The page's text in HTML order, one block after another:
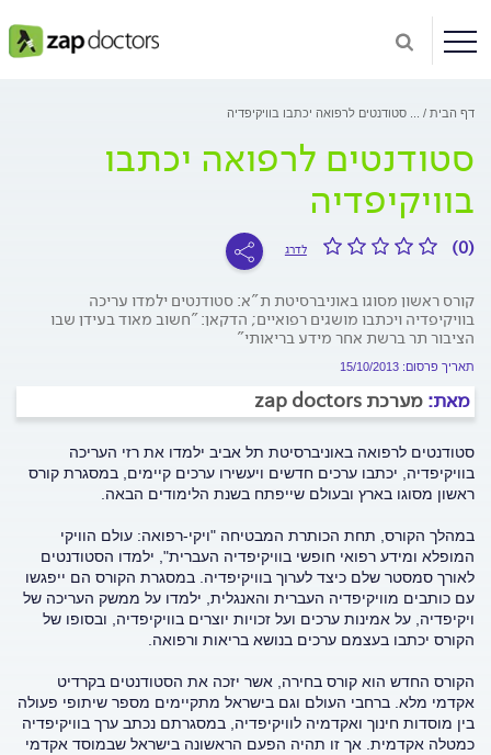
דף הבית סטודנטים לרפואה יכתבו בוויקיפדיה
סטודנטים לרפואה יכתבו
בוויקיפדיה
(0) לדרג
קורס ראשון מסוגו באוניברסיטת ת"א: סטודנטים ילמדו עריכה
בוויקיפדיה ויכתבו מושגים רפואיים; הדקאן: "חשוב מאוד בעידן שבו
הציבור תר ברשת אחר מידע בריאותי"
תאריך פרסום: 15/10/2013
מאת: מערכת zap doctors
סטודנטים לרפואה באוניברסיטת תל אביב ילמדו את רזי העריכה
בוויקיפדיה, יכתבו ערכים חדשים ויעשירו ערכים קיימים, במסגרת קורס
ראשון מסוגו בארץ ובעולם שייפתח בשנת הלימודים הבאה.
במהלך הקורס, תחת הכותרת המבטיחה "ויקי-רפואה: עולם הוויקי
המופלא ומידע רפואי חופשי בוויקיפדיה העברית", ילמדו הסטודנטים
לאורך סמסטר שלם כיצד לערוך בוויקיפדיה. במסגרת הקורס הם ייפגשו
עם כותבים מוויקיפדיה העברית והאנגלית, ילמדו על ממשק העריכה של
ויקיפדיה, על אמינות ערכים ועל זכויות יוצרים בוויקיפדיה, ובסופו של
הקורס יכתבו בעצמם ערכים בנושא בריאות ורפואה.
הקורס החדש הוא קורס בחירה, אשר יזכה את הסטודנטים בקרדיט
אקדמי מלא. ברחבי העולם וגם בישראל מתקיימים מספר שיתופי פעולה
בין מוסדות חינוך ואקדמיה לוויקיפדיה, במסגרתם נכתב ערך בוויקיפדיה
כמטלה אקדמית. אך זו תהיה הפעם הראשונה בישראל שבמוסד אקדמי